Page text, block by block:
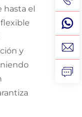
hasta el
y